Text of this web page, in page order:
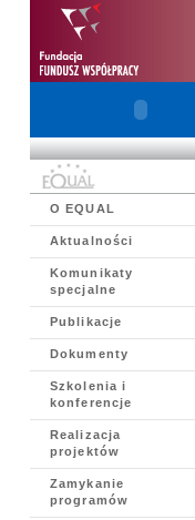
O EQUAL
Aktualności
Komunikaty
specjalne
Publikacje
Dokumenty
Szkolenia i
konferencje
Realizacja
projektów
Zamykanie
programów